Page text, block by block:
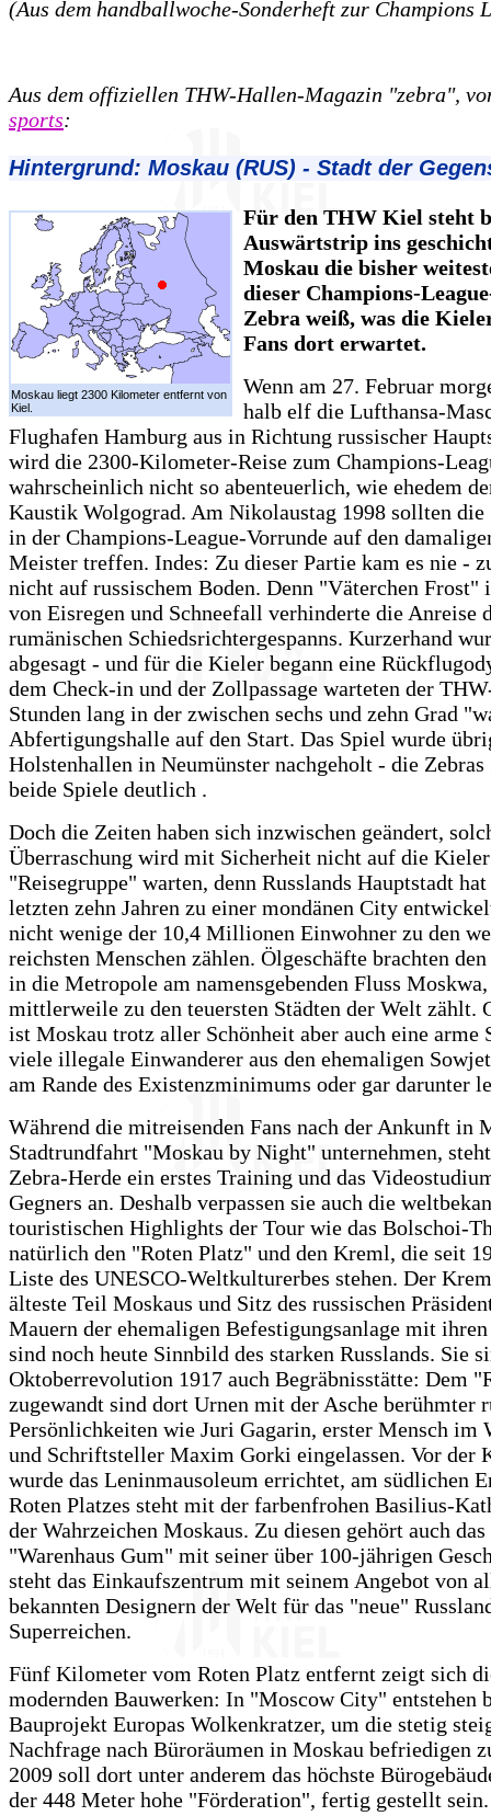
(Aus dem handballwoche-Sonderheft zur Champions
Aus dem offiziellen THW-Hallen-Magazin "zebra",
sports:
Hintergrund: Moskau (RUS) - Stadt der
Moskau liegt 2300 Kilometer entfernt von
Kiel.
Für den THW Kiel steht
Auswärtstrip ins
Moskau die bisher
dieser Champions-
Zebra weiß, was die
Fans dort erwartet.
Wenn am 27. Februar
halb elf die Lufthansa-
Flughafen Hamburg aus in Richtung russischer
wird die 2300-Kilometer-Reise zum Champions-
wahrscheinlich nicht so abenteuerlich, wie ehedem
Kaustik Wolgograd. Am Nikolaustag 1998 sollten die
in der Champions-League-Vorrunde auf den
Meister treffen. Indes: Zu dieser Partie kam es nie -
nicht auf russischem Boden. Denn "Väterchen Frost"
von Eisregen und Schneefall verhinderte die Anreise
rumänischen Schiedsrichtergespanns. Kurzerhand
abgesagt - und für die Kieler begann eine
dem Check-in und der Zollpassage warteten der
Stunden lang in der zwischen sechs und zehn Grad
Abfertigungshalle auf den Start. Das Spiel wurde
Holstenhallen in Neumünster nachgeholt - die Zebras
beide Spiele deutlich .
Doch die Zeiten haben sich inzwischen geändert,
Überraschung wird mit Sicherheit nicht auf die Kieler
"Reisegruppe" warten, denn Russlands Hauptstadt
letzten zehn Jahren zu einer mondänen City
nicht wenige der 10,4 Millionen Einwohner zu den
reichsten Menschen zählen. Ölgeschäfte brachten
in die Metropole am namensgebenden Fluss
mittlerweile zu den teuersten Städten der Welt zählt.
ist Moskau trotz aller Schönheit aber auch eine arme
viele illegale Einwanderer aus den ehemaligen
am Rande des Existenzminimums oder gar darunter
Während die mitreisenden Fans nach der Ankunft in
Stadtrundfahrt "Moskau by Night" unternehmen,
Zebra-Herde ein erstes Training und das
Gegners an. Deshalb verpassen sie auch die
touristischen Highlights der Tour wie das Bolschoi-
natürlich den "Roten Platz" und den Kreml, die seit
Liste des UNESCO-Weltkulturerbes stehen. Der
älteste Teil Moskaus und Sitz des russischen
Mauern der ehemaligen Befestigungsanlage mit
sind noch heute Sinnbild des starken Russlands. Sie
Oktoberrevolution 1917 auch Begräbnisstätte: Dem
zugewandt sind dort Urnen mit der Asche berühmter
Persönlichkeiten wie Juri Gagarin, erster Mensch im
und Schriftsteller Maxim Gorki eingelassen. Vor der
wurde das Leninmausoleum errichtet, am südlichen
Roten Platzes steht mit der farbenfrohen Basilius-
der Wahrzeichen Moskaus. Zu diesen gehört auch das
"Warenhaus Gum" mit seiner über 100-jährigen
steht das Einkaufszentrum mit seinem Angebot von
bekannten Designern der Welt für das "neue"
Superreichen.
Fünf Kilometer vom Roten Platz entfernt zeigt sich
modernden Bauwerken: In "Moscow City" entstehen
Bauprojekt Europas Wolkenkratzer, um die stetig
Nachfrage nach Büroräumen in Moskau befriedigen
2009 soll dort unter anderem das höchste
der 448 Meter hohe "Förderation", fertig gestellt sein.